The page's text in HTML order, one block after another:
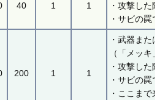
40 1 1
・攻撃した
・サビの罠
200 1 1
・武器ま
（「メッ
・攻撃した
・サビの
・ここま